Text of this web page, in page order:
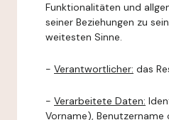
Funktionalitäten und
seiner Beziehungen zu
weitesten Sinne.
- Verantwortlicher: das
- Verarbeitete Daten:
Vorname), Benutzername